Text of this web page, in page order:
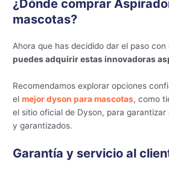
¿Dónde comprar
mascotas?
Ahora que has decidido dar el paso con
puedes adquirir estas innovadoras
Recomendamos explorar opciones
elmejor dyson para mascotas, como
el sitio oficial de Dyson, para
y garantizados.
Garantía y servicio al